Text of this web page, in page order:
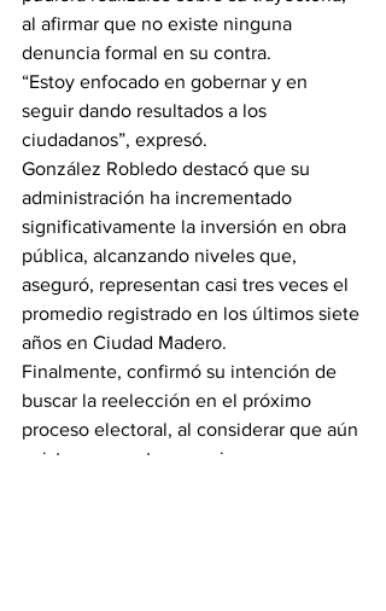
al afirmar que no existe ninguna
denuncia formal en su contra.
“Estoy enfocado en gobernar y en
seguir dando resultados a los
ciudadanos”, expresó.
González Robledo destacó que su
administración ha incrementado
significativamente la inversión en obra
pública, alcanzando niveles que,
aseguró, representan casi tres veces el
promedio registrado en los últimos siete
años en Ciudad Madero.
Finalmente, confirmó su intención de
buscar la reelección en el próximo
proceso electoral, al considerar que aún
existen proyectos y acciones que